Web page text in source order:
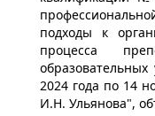
подходы к
процесса
2024 года по 14
И.Н. Ульянова",